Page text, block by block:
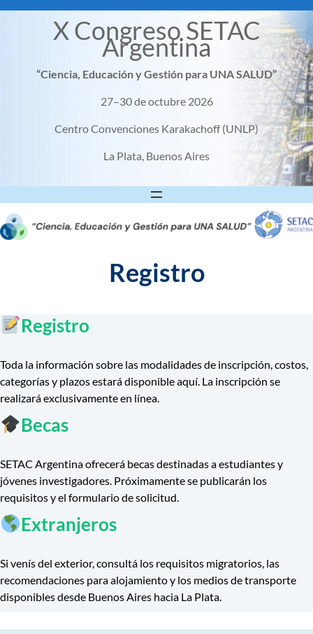
X Congreso SETAC
Argentina
“Ciencia, Educación y Gestión para UNA SALUD”
27–30 de octubre 2026
Centro Convenciones Karakachoff (UNLP)
La Plata, Buenos Aires
Registro
Registro
Toda la información sobre las modalidades de inscripción, costos,
categorías y plazos estará disponible aquí. La inscripción se
realizará exclusivamente en línea.
Becas
SETAC Argentina ofrecerá becas destinadas a estudiantes y
jóvenes investigadores. Próximamente se publicarán los
requisitos y el formulario de solicitud.
Extranjeros
Si venís del exterior, consultá los requisitos migratorios, las
recomendaciones para alojamiento y los medios de transporte
disponibles desde Buenos Aires hacia La Plata.